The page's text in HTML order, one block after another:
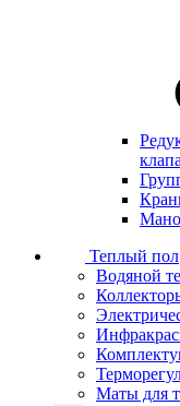
Теплый пол
Водяной
Маты для